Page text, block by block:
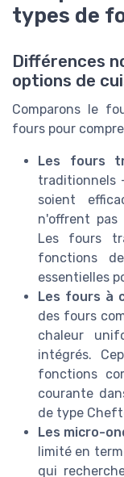
types de
Différences
options de
Comparons le
fours pour
Les fours
traditionnels
soient
n'offrent pas
Les fours
fonctions
essentielles
Les fours à
des fours
chaleur
intégrés.
fonctions
courante
de type
Les micro-
limité en
qui